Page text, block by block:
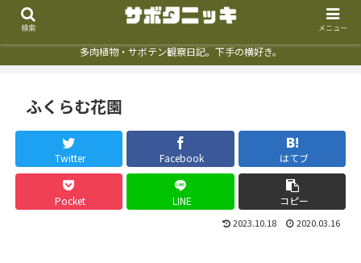
多肉植物・サボテン観察日記。下手の横好き。
ふくらむ花園
Twitter Facebook はてブ
Pocket LINE コピー
2023.10.18 2020.03.16
検索 メニュー